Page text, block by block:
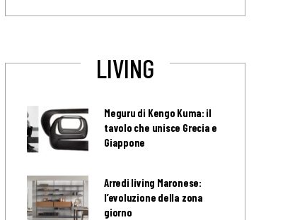
LIVING
Meguru di Kengo Kuma: il
tavolo che unisce Grecia e
Giappone
Arredi living Maronese:
l’evoluzione della zona
giorno